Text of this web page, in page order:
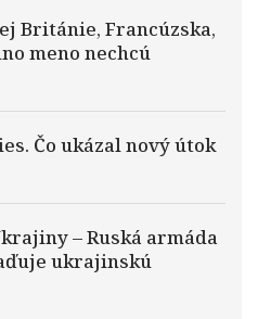
Británie, Francúzska,
meno nechcú
Čo ukázal nový útok
– Ruská armáda
ukrajinskú